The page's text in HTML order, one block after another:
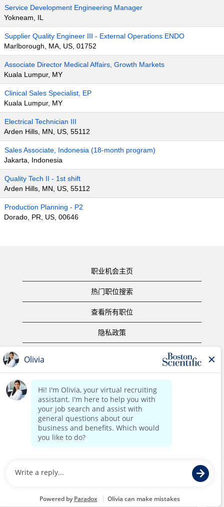
Service Development Engineering Manager
Yokneam, IL
Supplier Quality Engineer III - External Operations ENDO
Marlborough, MA, US, 01752
Associate Director Medical Affairs, Growth Markets
Kuala Lumpur, MY
Clinical Sales Specialist, EP
Kuala Lumpur, MY
Electrical Technician III
Arden Hills, MN, US, 55112
Sales Associate, Indonesia (18-month program)
Jakarta, Indonesia
Quality Tech II - 1st shift
Arden Hills, MN, US, 55112
Production Planning - P2
Dorado, PR, US, 00646
职业机会主页
热门职位搜索
查看所有职位
隐私政策
版权声明
联系我们
公司主页